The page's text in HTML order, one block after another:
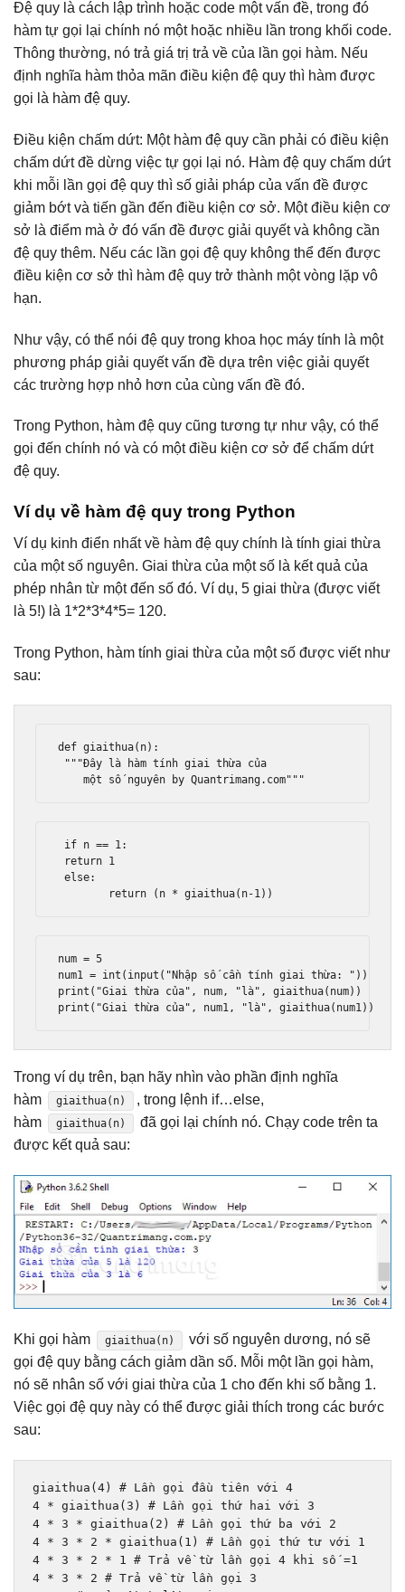
Đệ quy là cách lập trình hoặc code một vấn đề, trong đó
hàm tự gọi lại chính nó một hoặc nhiều lần trong khối code.
Thông thường, nó trả giá trị trả về của lần gọi hàm. Nếu
định nghĩa hàm thỏa mãn điều kiện đệ quy thì hàm được
gọi là hàm đệ quy.
Điều kiện chấm dứt: Một hàm đệ quy cần phải có điều kiện
chấm dứt đề dừng việc tự gọi lại nó. Hàm đệ quy chấm dứt
khi mỗi lần gọi đệ quy thì số giải pháp của vấn đề được
giảm bớt và tiến gần đến điều kiện cơ sở. Một điều kiện cơ
sở là điểm mà ở đó vấn đề được giải quyết và không cần
đệ quy thêm. Nếu các lần gọi đệ quy không thể đến được
điều kiện cơ sở thì hàm đệ quy trở thành một vòng lặp vô
hạn.
Như vậy, có thể nói đệ quy trong khoa học máy tính là một
phương pháp giải quyết vấn đề dựa trên việc giải quyết
các trường hợp nhỏ hơn của cùng vấn đề đó.
Trong Python, hàm đệ quy cũng tương tự như vậy, có thể
gọi đến chính nó và có một điều kiện cơ sở để chấm dứt
đệ quy.
Ví dụ về hàm đệ quy trong Python
Ví dụ kinh điển nhất về hàm đệ quy chính là tính giai thừa
của một số nguyên. Giai thừa của một số là kết quả của
phép nhân từ một đến số đó. Ví dụ, 5 giai thừa (được viết
là 5!) là 1*2*3*4*5= 120.
Trong Python, hàm tính giai thừa của một số được viết như
sau:
def giaithua( n):
"""Đây là hàm tính giai thừa của
    một số nguyên by Quantrimang.com"""
if n == 1:
return 1
else:
return
( n * giaithua( n-1))
num = 5
num1 = int ( input ( "Nhập số cần tính giai thừa: " ))
print ( "Giai thừa của" , num, "là" , giaithua( num))
print ( "Giai thừa của" , num1, "là" , giaithua( num1))
Trong ví dụ trên, bạn hãy nhìn vào phần định nghĩa
hàm
giaithua(n)
, trong lệnh if…else,
hàm
giaithua(n)
đã gọi lại chính nó. Chạy code trên ta
được kết quả sau:
Khi gọi hàm giaithua(n)
với số nguyên dương, nó sẽ
gọi đệ quy bằng cách giảm dần số. Mỗi một lần gọi hàm,
nó sẽ nhân số với giai thừa của 1 cho đến khi số bằng 1.
Việc gọi đệ quy này có thể được giải thích trong các bước
sau:
giaithua ( 4 )
# Lần gọi đầu tiên với 4
4 * giaithua ( 3 )
# Lần gọi thứ hai với 3
4 * 3 * giaithua ( 2 )
# Lần gọi thứ ba với 2
4 * 3 * 2 * giaithua ( 1 )
# Lần gọi thứ tư với 1
4 * 3 * 2 * 1
# Trả về từ lần gọi 4 khi số =1
4 * 3 * 2 # Trả về từ lần gọi 3